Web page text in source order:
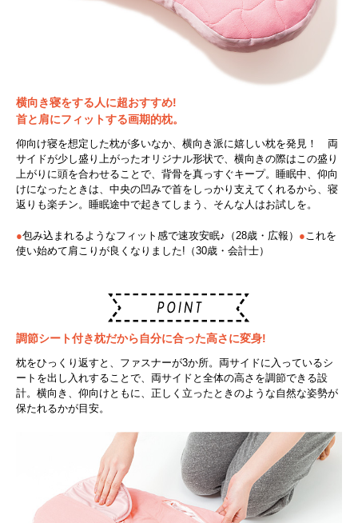
横向き寝をする人に超おすすめ!
首と肩にフィットする画期的枕。
仰向け寝を想定した枕が多いなか、横向き派に嬉しい枕を発見！ 両
サイドが少し盛り上がったオリジナル形状で、横向きの際はこの盛り
上がりに頭を合わせることで、背骨を真っすぐキープ。睡眠中、仰向
けになったときは、中央の凹みで首をしっかり支えてくれるから、寝
返りも楽チン。睡眠途中で起きてしまう、そんな人はお試しを。
●包み込まれるようなフィット感で速攻安眠♪（28歳・広報） ●これを
使い始めて肩こりが良くなりました!（30歳・会計士）
調節シート付き枕だから自分に合った高さに変身!
枕をひっくり返すと、ファスナーが3か所。両サイドに入っているシ
ートを出し入れすることで、両サイドと全体の高さを調節できる設
計。横向き、仰向けともに、正しく立ったときのような自然な姿勢が
保たれるかが目安。